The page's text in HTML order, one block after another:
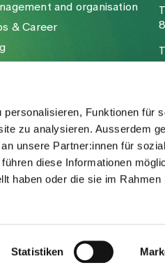
Funktionen für
zu analysieren. Ausserdem
unsere Partner:innen für
diese Informationen
haben oder die sie im
Statistiken
and organisation
& Career